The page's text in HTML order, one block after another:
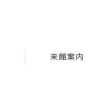
来館案内